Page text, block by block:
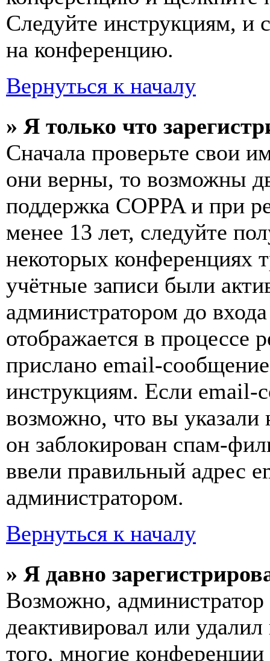
Следуйте инструкциям, и
на конференцию.
Вернуться к началу
» Я только что
Сначала проверьте свои
они верны, то возможны
поддержка COPPA и при
менее 13 лет, следуйте
некоторых конференциях
учётные записи были
администратором до
отображается в процессе
прислано email-
инструкциям. Если email-
возможно, что вы
он заблокирован спам-
ввели правильный адрес
администратором.
Вернуться к началу
» Я давно
Возможно,
деактивировал или
того, многие